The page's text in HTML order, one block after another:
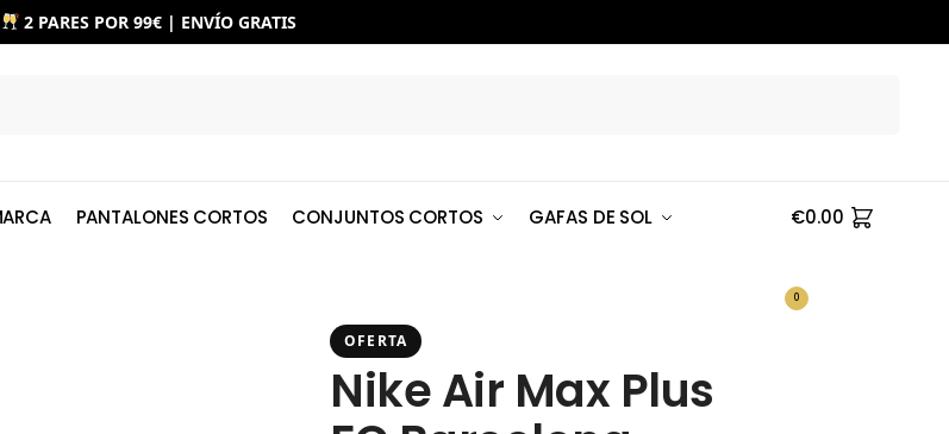
2 PARES POR 99€ | ENVÍO GRATIS
PANTALONES CORTOS CONJUNTOS CORTOS GAFAS DE SOL €0.00
0
OFERTA
Nike Air Max Plus